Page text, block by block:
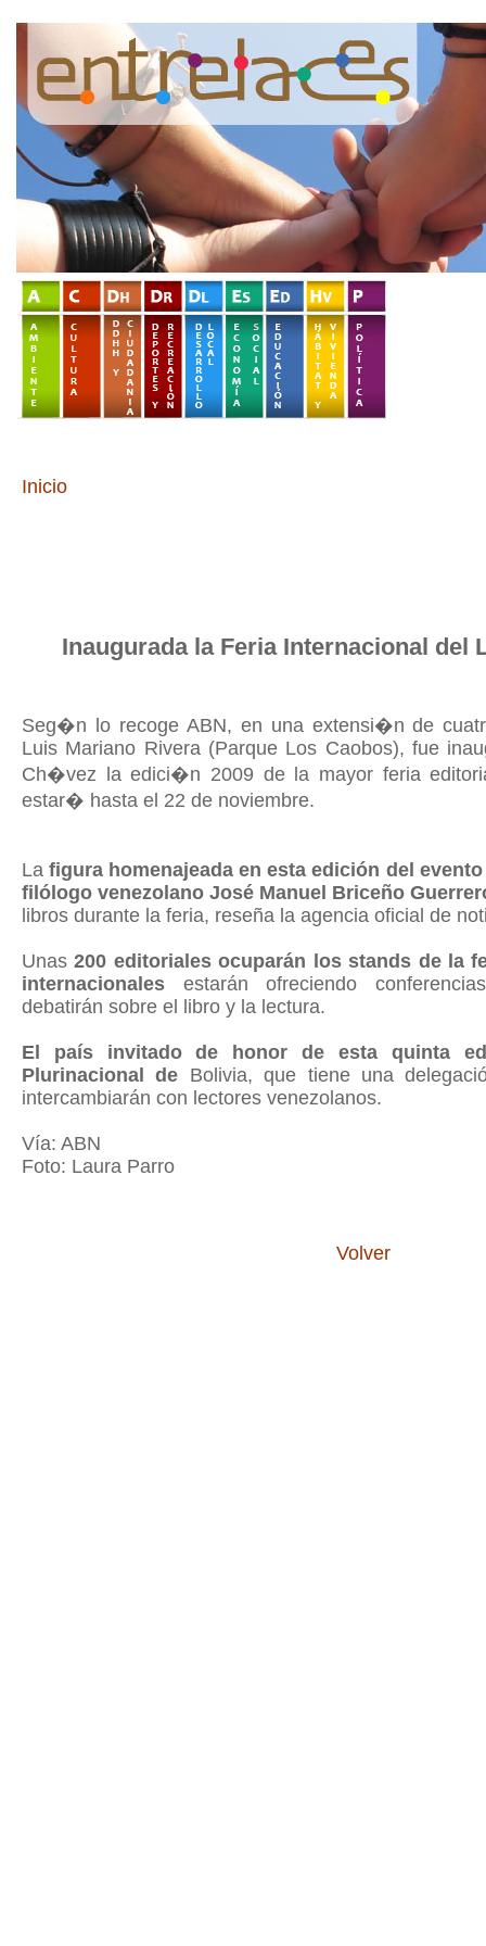
Inicio
Inaugurada la Feria Internacional del
Seg�n lo recoge ABN, en una extensi�n de
Luis Mariano Rivera (Parque Los Caobos), fue
Ch�vez la edici�n 2009 de la mayor feria
estar� hasta el 22 de noviembre.
Lafigura homenajeada en esta edición del
filólogo venezolano José Manuel Briceño
libros durante la feria, reseña la agencia oficial de
Unas200 editoriales ocuparán los stands de la
internacionales estarán ofreciendo
debatirán sobre el libro y la lectura.
El país invitado de honor de esta quinta
Plurinacional de Bolivia, que tiene una
intercambiarán con lectores venezolanos.
Vía: ABN
Foto: Laura Parro
Volver